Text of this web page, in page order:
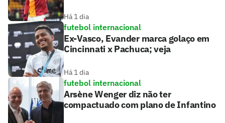
Há 1 dia
futebol internacional
Ex-Vasco, Evander marca golaço em
Cincinnati x Pachuca; veja
Há 1 dia
futebol internacional
Arsène Wenger diz não ter
compactuado com plano de Infantino